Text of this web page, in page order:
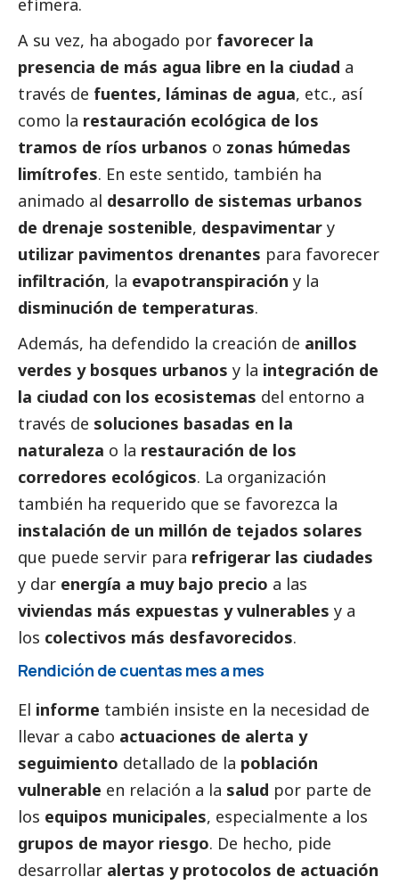
efímera.
A su vez, ha abogado por favorecer la
presencia de más agua libre en la ciudad a
través de fuentes, láminas de agua, etc., así
como la restauración ecológica de los
tramos de ríos urbanos o zonas húmedas
limítrofes. En este sentido, también ha
animado al desarrollo de sistemas urbanos
de drenaje sostenible, despavimentar y
utilizar pavimentos drenantes para favorecer
infiltración, la evapotranspiración y la
disminución de temperaturas.
Además, ha defendido la creación de anillos
verdes y bosques urbanos y la integración de
la ciudad con los ecosistemas del entorno a
través de soluciones basadas en la
naturaleza o la restauración de los
corredores ecológicos. La organización
también ha requerido que se favorezca la
instalación de un millón de tejados solares
que puede servir para refrigerar las ciudades
y dar energía a muy bajo precio a las
viviendas más expuestas y vulnerables y a
los colectivos más desfavorecidos.
Rendición de cuentas mes a mes
El informe también insiste en la necesidad de
llevar a cabo actuaciones de alerta y
seguimiento detallado de la población
vulnerable en relación a la salud por parte de
los equipos municipales, especialmente a los
grupos de mayor riesgo. De hecho, pide
desarrollar alertas y protocolos de actuación